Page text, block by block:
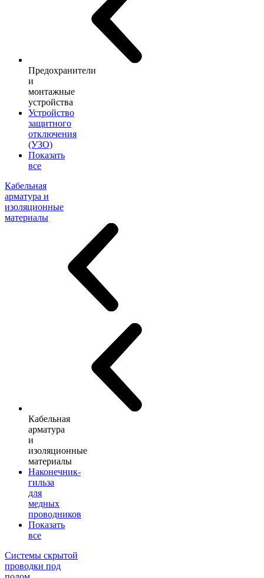
Предохранители
и
монтажные
устройства
Устройство
защитного
отключения
(УЗО)
Показать
все
Кабельная
арматура и
изоляционные
материалы
Кабельная
арматура
и
изоляционные
материалы
Наконечник-
гильза
для
медных
проводников
Показать
все
Системы скрытой
проводки под